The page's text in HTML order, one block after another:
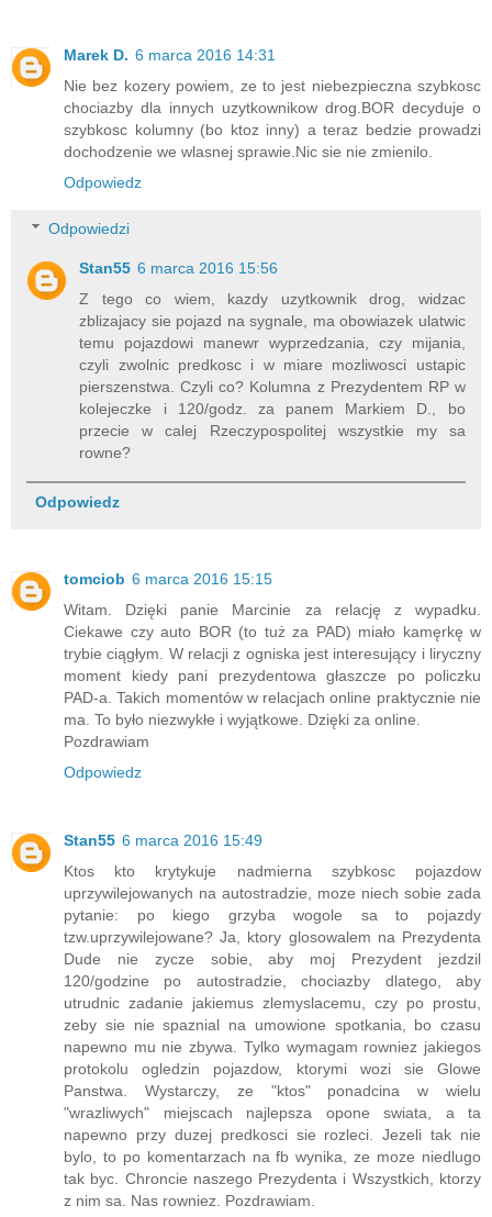
Marek D. 6 marca 2016 14:31
Nie bez kozery powiem, ze to jest niebezpieczna szybkosc
chociazby dla innych uzytkownikow drog.BOR decyduje o
szybkosc kolumny (bo ktoz inny) a teraz bedzie prowadzi
dochodzenie we wlasnej sprawie.Nic sie nie zmienilo.
Odpowiedz
Odpowiedzi
Stan55 6 marca 2016 15:56
Z tego co wiem, kazdy uzytkownik drog, widzac
zblizajacy sie pojazd na sygnale, ma obowiazek ulatwic
temu pojazdowi manewr wyprzedzania, czy mijania,
czyli zwolnic predkosc i w miare mozliwosci ustapic
pierszenstwa. Czyli co? Kolumna z Prezydentem RP w
kolejeczke i 120/godz. za panem Markiem D., bo
przecie w calej Rzeczypospolitej wszystkie my sa
rowne?
Odpowiedz
tomciob 6 marca 2016 15:15
Witam. Dzięki panie Marcinie za relację z wypadku.
Ciekawe czy auto BOR (to tuż za PAD) miało kamęrkę w
trybie ciągłym. W relacji z ogniska jest interesujący i liryczny
moment kiedy pani prezydentowa głaszcze po policzku
PAD-a. Takich momentów w relacjach online praktycznie nie
ma. To było niezwykłe i wyjątkowe. Dzięki za online.
Pozdrawiam
Odpowiedz
Stan55 6 marca 2016 15:49
Ktos kto krytykuje nadmierna szybkosc pojazdow
uprzywilejowanych na autostradzie, moze niech sobie zada
pytanie: po kiego grzyba wogole sa to pojazdy
tzw.uprzywilejowane? Ja, ktory glosowalem na Prezydenta
Dude nie zycze sobie, aby moj Prezydent jezdzil
120/godzine po autostradzie, chociazby dlatego, aby
utrudnic zadanie jakiemus zlemyslacemu, czy po prostu,
zeby sie nie spaznial na umowione spotkania, bo czasu
napewno mu nie zbywa. Tylko wymagam rowniez jakiegos
protokolu ogledzin pojazdow, ktorymi wozi sie Glowe
Panstwa. Wystarczy, ze "ktos" ponadcina w wielu
"wrazliwych" miejscach najlepsza opone swiata, a ta
napewno przy duzej predkosci sie rozleci. Jezeli tak nie
bylo, to po komentarzach na fb wynika, ze moze niedlugo
tak byc. Chroncie naszego Prezydenta i Wszystkich, ktorzy
z nim sa. Nas rowniez. Pozdrawiam.